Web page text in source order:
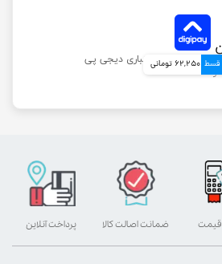
62,250 تومانی
قیمت پرداخت آنلاین ضمانت اصالت کالا